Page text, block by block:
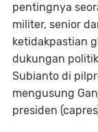
pentingnya
militer, senior
ketidakpastian
dukungan
Subianto di
mengusung
presiden